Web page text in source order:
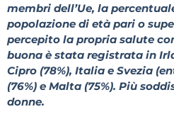
membri dell’Ue, la
popolazione di età pari o
percepito la propria salute
buona è stata registrata in
Cipro (78%), Italia e Svezia
(76%) e Malta (75%). Più
donne.